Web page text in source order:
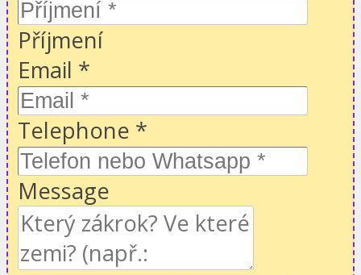
Příjmení
Email *
Telephone *
Message